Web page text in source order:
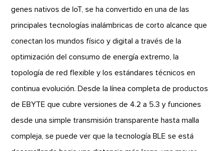
genes nativos de IoT, se ha convertido en una de las
principales tecnologías inalámbricas de corto alcance que
conectan los mundos físico y digital a través de la
optimización del consumo de energía extremo, la
topología de red flexible y los estándares técnicos en
continua evolución. Desde la línea completa de productos
de EBYTE que cubre versiones de 4.2 a 5.3 y funciones
desde una simple transmisión transparente hasta malla
compleja, se puede ver que la tecnología BLE se está